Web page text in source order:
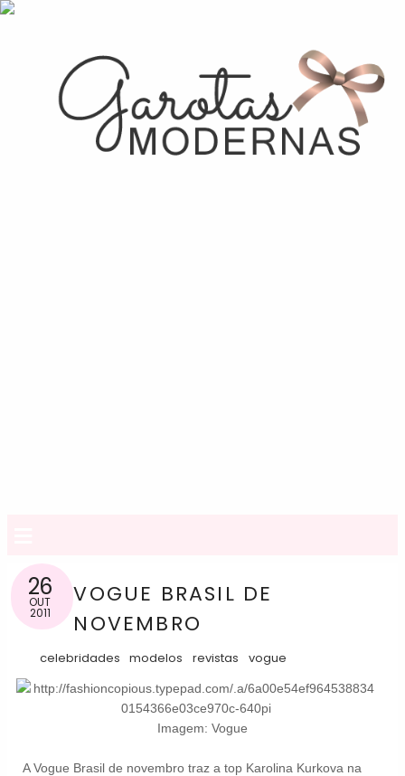
26
OUT
2011
VOGUE BRASIL DE
NOVEMBRO
celebridades modelos revistas vogue
Imagem: Vogue
A Vogue Brasil de novembro traz a top Karolina Kurkova na